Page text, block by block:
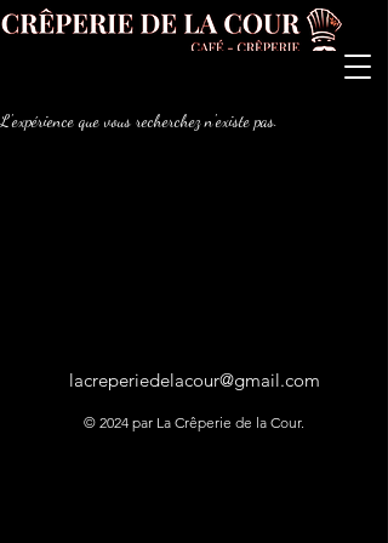
L'expérience que vous recherchez n'existe pas.
lacreperiedelacour@gmail.com
© 2024 par La Crêperie de la Cour.